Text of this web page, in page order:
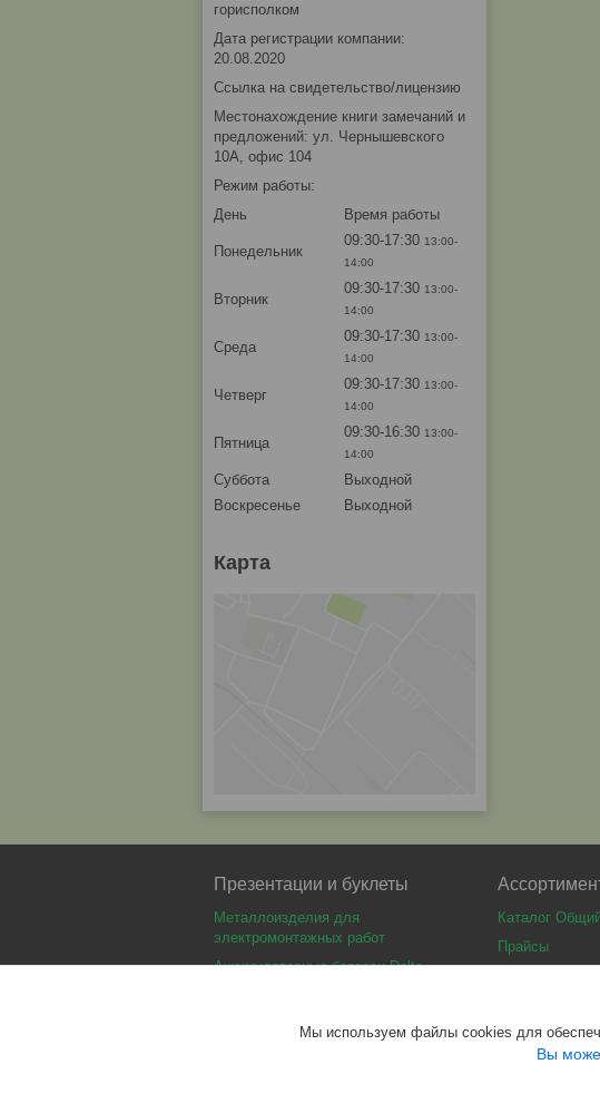
горисполком
Дата регистрации компании:
20.08.2020
Ссылка на свидетельство/лицензию
Местонахождение книги замечаний и
предложений: ул. Чернышевского
10А, офис 104
Режим работы:
День
Время работы
Понедельник
09:30-17:30 13:00-
14:00
Вторник
09:30-17:30 13:00-
14:00
Среда
09:30-17:30 13:00-
14:00
Четверг
09:30-17:30 13:00-
14:00
Пятница
09:30-16:30 13:00-
14:00
Суббота
Выходной
Воскресенье
Выходной
Карта
Презентации и буклеты
Металлоизделия для
электромонтажных работ
Аккумуляторные батареи Delta
Аккумуляторные батареи Security
Каталог
Прайсы
Мы используем файлы cookies для
Вы